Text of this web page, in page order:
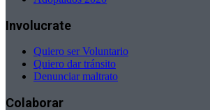
Involucrate
Quiero ser Voluntario
Quiero dar tránsito
Denunciar maltrato
Colaborar